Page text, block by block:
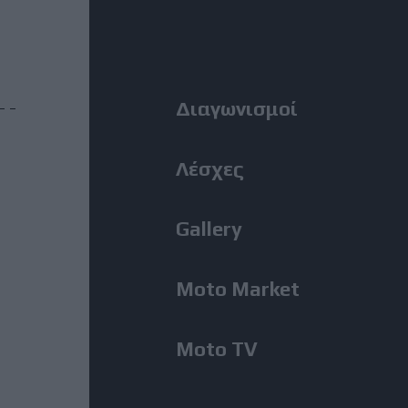
ΜοtoGP: Θετικά νέα για τον
MotoGP: Ο Lecuona θα
στο Silverstone
Διαγωνισμοί
Λέσχες
Gallery
Moto Market
Moto TV